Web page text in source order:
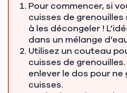
Pour commencer, si
cuisses de grenouilles
à les décongeler !
dans un mélange
Utilisez un couteau
cuisses de
enlever le dos pour ne
cuisses.